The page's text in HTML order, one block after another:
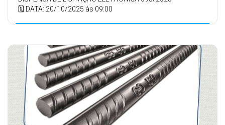
🗓️ DATA: 20/10/2025 às 09:00